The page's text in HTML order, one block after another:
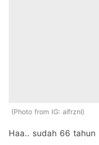
Photo from IG: alfrznl
Haa.. sudah 66 tahun